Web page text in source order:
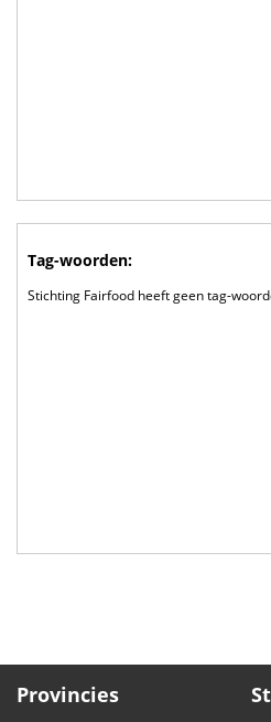
Tag-woorden:
Stichting Fairfood heeft geen tag-
Provincies